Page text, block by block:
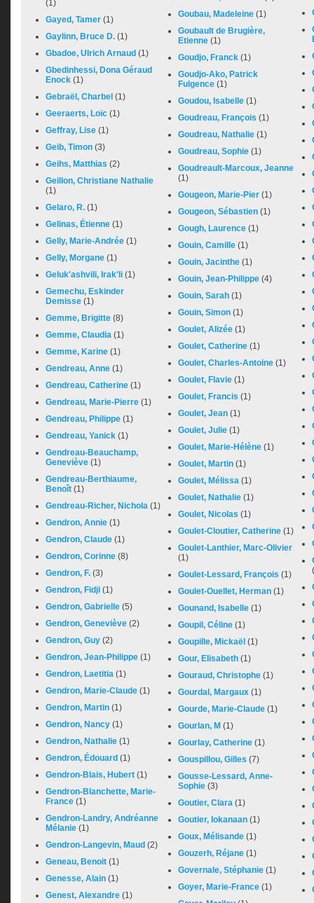
(1)
Gayed, Tamer (1)
Gaylinn, Bruce D. (1)
Gbadoe, Ulrich Arnaud (1)
Gbedinhessi, Dona Géraud
Enock (1)
Gebraël, Charbel (1)
Geeraerts, Loïc (1)
Geffray, Lise (1)
Geib, Timon (3)
Geihs, Matthias (2)
Geillon, Christiane Nathalie
(1)
Gelaro, R. (1)
Gelinas, Étienne (1)
Gelly, Marie-Andrée (1)
Gelly, Morgane (1)
Geluk'ashvili, Irak'li (1)
Gemechu, Eskinder
Demisse (1)
Gemme, Brigitte (8)
Gemme, Claudia (1)
Gemme, Karine (1)
Gendreau, Anne (1)
Gendreau, Catherine (1)
Gendreau, Marie-Pierre (1)
Gendreau, Philippe (1)
Gendreau, Yanick (1)
Gendreau-Beauchamp,
Geneviève (1)
Gendreau-Berthiaume,
Benoît (1)
Gendreau-Richer, Nichola (1)
Gendron, Annie (1)
Gendron, Claude (1)
Gendron, Corinne (8)
Gendron, F. (3)
Gendron, Fidji (1)
Gendron, Gabrielle (5)
Gendron, Geneviève (2)
Gendron, Guy (2)
Gendron, Jean-Philippe (1)
Gendron, Laetitia (1)
Gendron, Marie-Claude (1)
Gendron, Martin (1)
Gendron, Nancy (1)
Gendron, Nathalie (1)
Gendron, Édouard (1)
Gendron-Blais, Hubert (1)
Gendron-Blanchette, Marie-
France (1)
Gendron-Landry, Andréanne
Mélanie (1)
Gendron-Langevin, Maud (2)
Geneau, Benoit (1)
Genesse, Alain (1)
Genest, Alexandre (1)
Goubau, Madeleine (1)
Goubault de Brugière,
Etienne (1)
Goudjo, Franck (1)
Goudjo-Ako, Patrick
Fulgence (1)
Goudou, Isabelle (1)
Goudreau, François (1)
Goudreau, Nathalie (1)
Goudreau, Sophie (1)
Goudreault-Marcoux, Jeanne
(1)
Gougeon, Marie-Pier (1)
Gougeon, Sébastien (1)
Gough, Laurence (1)
Gouin, Camille (1)
Gouin, Jacinthe (1)
Gouin, Jean-Philippe (4)
Gouin, Sarah (1)
Gouin, Simon (1)
Goulet, Alizée (1)
Goulet, Catherine (1)
Goulet, Charles-Antoine (1)
Goulet, Flavie (1)
Goulet, Francis (1)
Goulet, Jean (1)
Goulet, Julie (1)
Goulet, Marie-Hélène (1)
Goulet, Martin (1)
Goulet, Mélissa (1)
Goulet, Nathalie (1)
Goulet, Nicolas (1)
Goulet-Cloutier, Catherine (1)
Goulet-Lanthier, Marc-Olivier
(1)
Goulet-Lessard, François (1)
Goulet-Ouellet, Herman (1)
Gounand, Isabelle (1)
Goupil, Céline (1)
Goupille, Mickaël (1)
Gour, Elisabeth (1)
Gouraud, Christophe (1)
Gourdal, Margaux (1)
Gourde, Marie-Claude (1)
Gourlan, M (1)
Gourlay, Catherine (1)
Gouspillou, Gilles (7)
Gousse-Lessard, Anne-
Sophie (3)
Goutier, Clara (1)
Goutier, Iokanaan (1)
Goux, Mélisande (1)
Gouzerh, Réjane (1)
Governale, Stéphanie (1)
Goyer, Marie-France (1)